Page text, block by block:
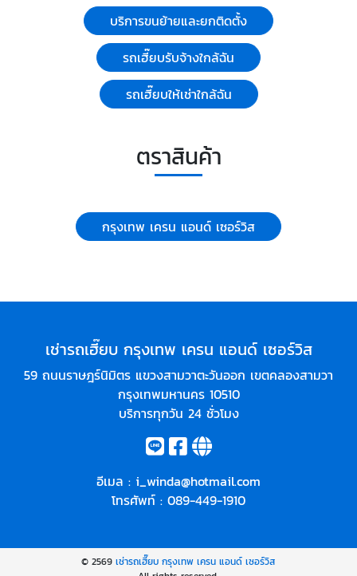
บริการขนย้ายและยกติดตั้ง
รถเฮี๊ยบรับจ้างใกล้ฉัน
รถเฮี๊ยบให้เช่าใกล้ฉัน
ตราสินค้า
กรุงเทพ เครน แอนด์ เซอร์วิส
เช่ารถเฮี๊ยบ กรุงเทพ เครน แอนด์ เซอร์วิส
59 ถนนราษฎร์นิมิตร แขวงสามวาตะวันออก เขตคลองสามวา
กรุงเทพมหานคร 10510
บริการทุกวัน 24 ชั่วโมง
อีเมล : i_winda@hotmail.com
โทรศัพท์ : 089-449-1910
© 2569เช่ารถเฮี๊ยบ กรุงเทพ เครน แอนด์ เซอร์วิส